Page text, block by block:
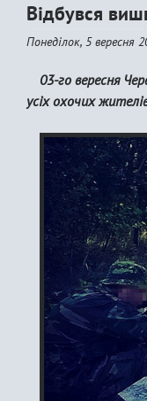
Відбувся
Понеділок, 5 вересня
03-го вересня
усіх охочих